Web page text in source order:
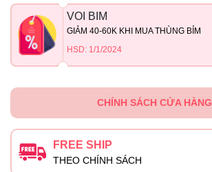
VOI BIM
GIẢM 40-60K KHI MUA THÙNG BỈM
HSD: 1/1/2024
CHÍNH SÁCH CỬA HÀNG
FREE SHIP
THEO CHÍNH SÁCH